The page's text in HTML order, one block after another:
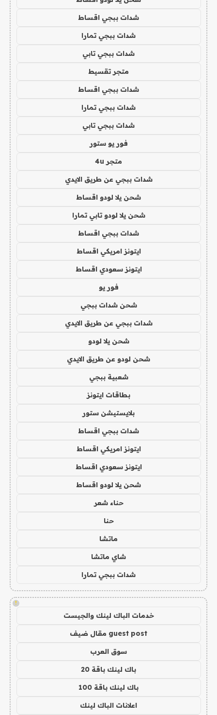
شدات ببجي اقساط
شدات ببجي تمارا
شدات ببجي تابي
متجر تقسيط
شدات ببجي اقساط
شدات ببجي تمارا
شدات ببجي تابي
فور يو ستور
متجر 4u
شدات ببجي عن طريق الايدي
شحن يلا لودو اقساط
شحن يلا لودو تابي تمارا
شدات ببجي اقساط
ايتونز امريكي اقساط
ايتونز سعودي اقساط
فور يو
شحن شدات ببجي
شدات ببجي عن طريق الايدي
شحن يلا لودو
شحن لودو عن طريق الايدي
شعبية ببجي
بطاقات ايتونز
بلايستيشن ستور
شدات ببجي اقساط
ايتونز امريكي اقساط
ايتونز سعودي اقساط
شحن يلا لودو اقساط
حناء شعر
حنا
ماتشا
شاي ماتشا
شدات ببجي تمارا
!
خدمات الباك لينك والجيست
guest post مقال ضيف
سوق العرب
باك لينك باقة 20
باك لينك باقة 100
اعلانات الباك لينك